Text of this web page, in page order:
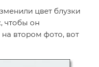
цвет блузки
чтобы он
на втором фото, вот